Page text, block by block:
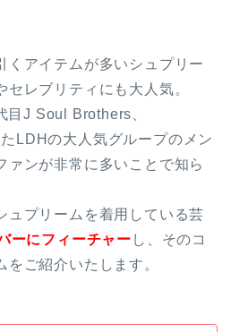
くアイテムが多いシュプリー
セレブリティにも大人気。
目J Soul Brothers、
LDHの大人気グループのメン
ァンが非常に多いことで知ら
ュプリームを着用している芸
ーにフィーチャー し、そのコ
ご紹介いたします。